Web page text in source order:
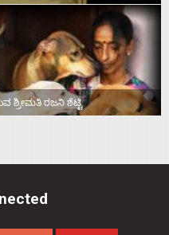
ಶ್ರೀಮತಿ ರಜನಿ ಶೆಟ್ಟಿ